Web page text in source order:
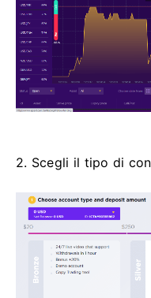
2. Scegli il tipo di